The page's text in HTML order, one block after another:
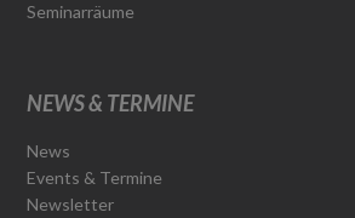
Seminarräume
NEWS & TERMINE
News
Events & Termine
Newsletter